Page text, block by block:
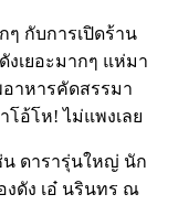
ๆ กับการเปิดร้าน
เยอะมากๆ แห่มา
าหารคัดสรรมา
โอ้โห! ไม่แพงเลย
น ดารารุ่นใหญ่ นัก
งดัง เอ๋ นรินทร ณ